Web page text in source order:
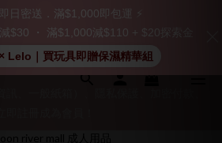
日密送．滿$1,000即包運 ⚡
$30 ・ 滿$1,000減$110 + $20探索金
Lelo｜買玩具即贈保濕精華組